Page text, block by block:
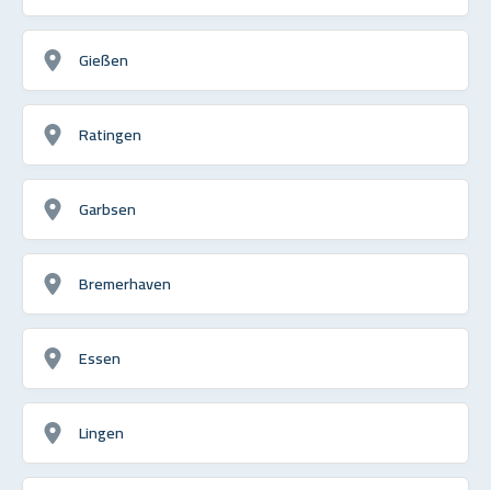
Gießen
Ratingen
Garbsen
Bremerhaven
Essen
Lingen